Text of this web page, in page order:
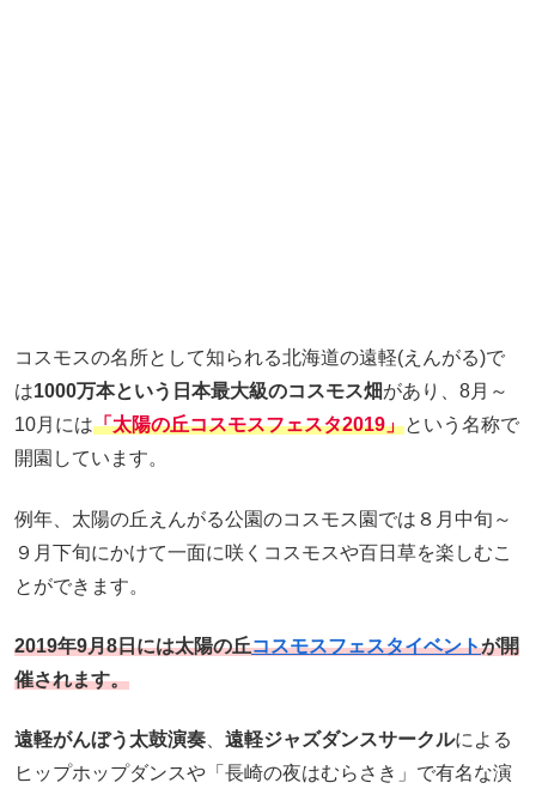
コスモスの名所として知られる北海道の遠軽(えんがる)で
は1000万本という日本最大級のコスモス畑があり、8月～
10月には「太陽の丘コスモスフェスタ2019」という名称で
開園しています。
例年、太陽の丘えんがる公園のコスモス園では８月中旬～
９月下旬にかけて一面に咲くコスモスや百日草を楽しむこ
とができます。
2019年9月8日には太陽の丘コスモスフェスタイベントが開
催されます。
遠軽がんぼう太鼓演奏 遠軽ジャズダンスサークルによる
ヒップホップダンスや「長崎の夜はむらさき」で有名な演